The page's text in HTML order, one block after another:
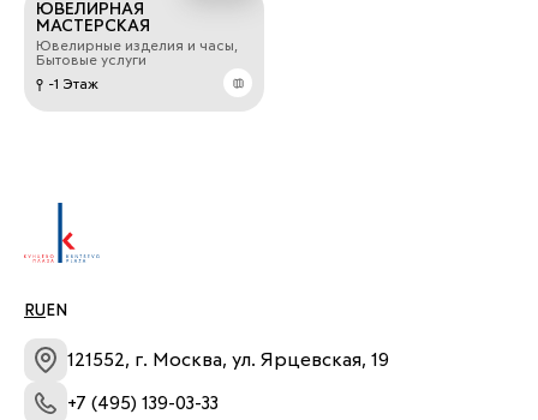
ЮВЕЛИРНАЯ
МАСТЕРСКАЯ
Ювелирные изделия и часы,
Бытовые услуги
-1 Этаж
RU EN
121552, г. Москва, ул. Ярцевская, 19
+7 (495) 139-03-33